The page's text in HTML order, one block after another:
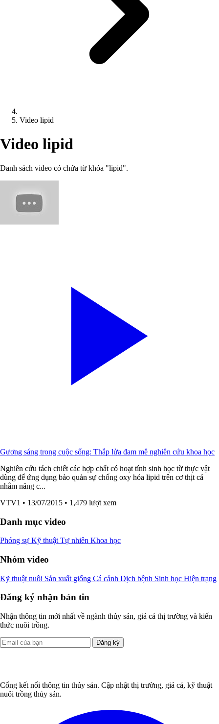
Video lipid
Video lipid
Danh sách video có chứa từ khóa "lipid".
Gương sáng trong cuộc sống: Thắp lửa đam mê nghiên cứu khoa học
Nghiên cứu tách chiết các hợp chất có hoạt tính sinh học từ thực vật
dùng để ứng dụng bảo quản sự chống oxy hóa lipid trên cơ thịt cá
nhằm nâng c...
VTV1 • 13/07/2015 • 1,479 lượt xem
Danh mục video
Phóng sự Kỹ thuật Tự nhiên Khoa học
Nhóm video
Kỹ thuật nuôi Sản xuất giống Cá cảnh Dịch bệnh Sinh học Hiện trạng
Đăng ký nhận bản tin
Nhận thông tin mới nhất về ngành thủy sản, giá cả thị trường và kiến
thức nuôi trồng.
Đăng ký
Cổng kết nối thông tin thủy sản. Cập nhật thị trường, giá cả, kỹ thuật
nuôi trồng thủy sản.